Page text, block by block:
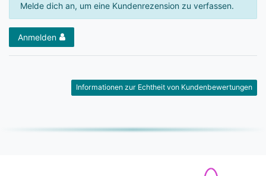
Melde dich an, um eine Kundenrezension zu verfassen.
Anmelden
Informationen zur Echtheit von Kundenbewertungen